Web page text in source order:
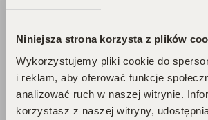
Niniejsza strona korzysta z plików
Wykorzystujemy pliki cookie do
i reklam, aby oferować funkcje
analizować ruch w naszej witrynie.
korzystasz z naszej witryny,
Blog
Zainspiruj się!